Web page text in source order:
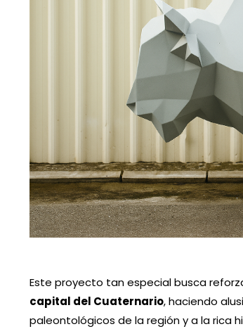
Este proyecto tan especial busca
capital del Cuaternario, haciendo
paleontológicos de la región y a la rica
con nuestro trabajo a este proyecto
a las próximas novedades sobre la
muchas obras de arte contemporáneo.
para celebrar juntos el arte y la historia!
información sobre
cuéntanos hoy